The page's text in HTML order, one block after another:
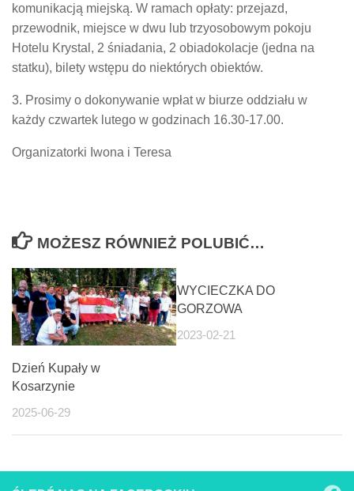
komunikacją miejską. W ramach opłaty: przejazd,
przewodnik, miejsce w dwu lub trzyosobowym pokoju
Hotelu Krystal, 2 śniadania, 2 obiadokolacje (jedna na
statku), bilety wstępu do niektórych obiektów.
3. Prosimy o dokonywanie wpłat w biurze oddziału w
każdy czwartek lutego w godzinach 16.30-17.00.
Organizatorki Iwona i Teresa
MOŻESZ RÓWNIEŻ POLUBIĆ…
Dzień Kupały w
Kosarzynie
2025-06-29
WYCIECZKA DO
GORZOWA
2023-02-21